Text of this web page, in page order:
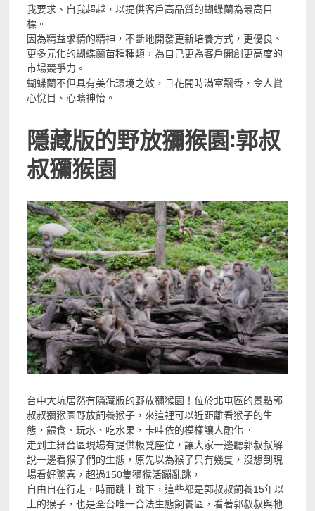
我要求、自我超越，以提供客戶高品質的蝴蝶蘭為最高目
標。
因為精益求精的精神，不斷地開發更新培養方式，更優良、
更多元化的蝴蝶蘭苗種種類，為自己更為客戶開創更高度的
市場競爭力。
蝴蝶蘭不但具有美化環境之效，且花開時滿室飄香，令人賞
心悅目、心曠神怡。
隱藏版的野放獼猴園:郭叔
叔獼猴園
台中大坑居然有隱藏版的野放獼猴園！位於北屯區的景點郭
叔叔獼猴園野放飼養猴子，來這裡可以近距離看猴子的生
態，餵食、玩水、吃水果，卡哇依的模樣讓人融化。
走到主舞台區現場有提供板凳座位，讓大家一邊聽郭叔叔解
說一邊看猴子們的生態，原先以為猴子只有幾隻，沒想到現
場看好驚喜，超過150隻獼猴活蹦亂跳，
自由自在行走，時而跳上跳下，這些都是郭叔叔飼養15年以
上的猴子，也是全台唯一合法生態飼養區，看著郭叔叔與牠